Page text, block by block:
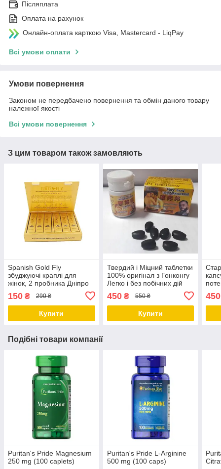
Післяплата
Оплата на рахунок
Онлайн-оплата карткою Visa, Mastercard - LiqPay
Всі умови оплати
Умови повернення
Законом не передбачено повернення та обмін даного товару
належної якості
Всі умови повернення
З цим товаром також замовляють
Spanish Gold Fly
збуджуючі краплі для
жінок, 2 пробника Дніпро
150 ₴ 290 ₴
Купити
Твердий і Міцний таблетки
100% оригінал з Гонконгу
Легко і без побічних дій
450₴ 550 ₴
Купити
450
Подібні товари компанії
Puritan's Pride Magnesium
250 mg (100 caplets)
Puritan's Pride L-Arginine
500 mg (100 caps)